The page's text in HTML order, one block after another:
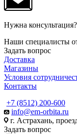
Нужна консультация?
Наши специалисты
Задать вопрос
Доставка
Магазины
Условия
Контакты
+7 (8512) 200-600
info@em-orbita.ru
г. Астрахань,
Задать вопрос